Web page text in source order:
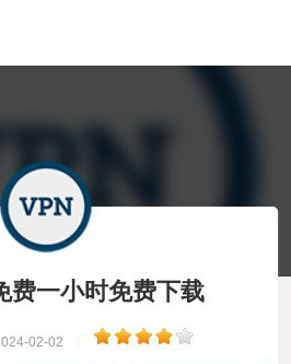
费一小时免费下载
02-02